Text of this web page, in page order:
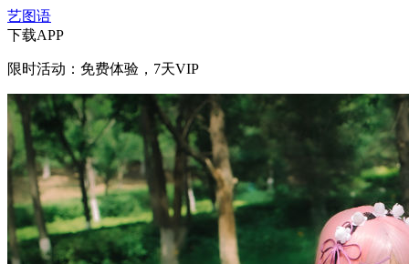
艺图语
下载APP
限时活动：免费体验，7天VIP